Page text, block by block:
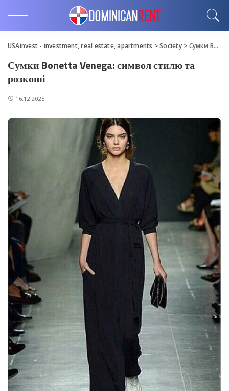
USAinvest - investment, real estate, apartments >Society> Сумки Bonetta Venega: символ стилю та розкоші
Сумки Bonetta Venega: символ стилю та
розкоші
16.12.2025